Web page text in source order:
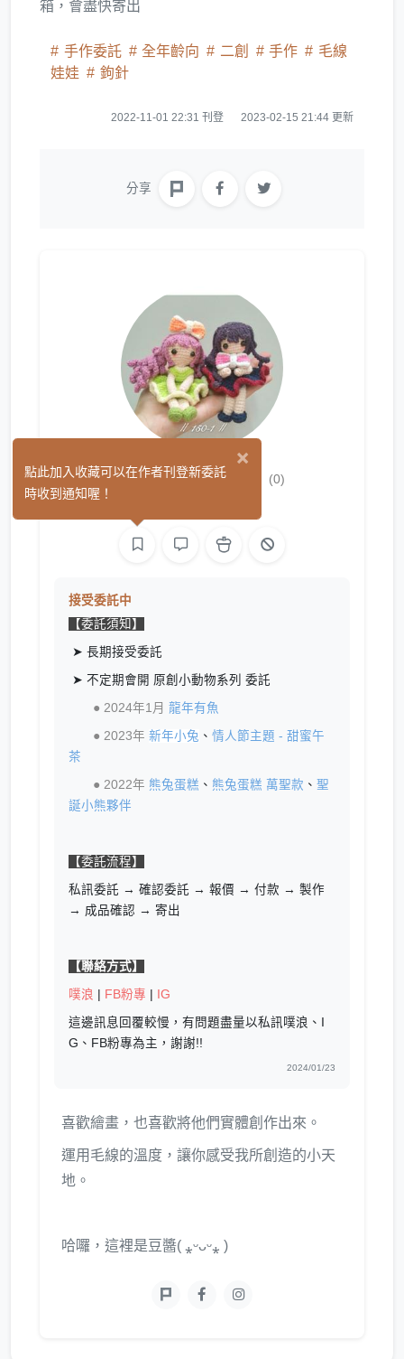
箱，會盡快寄出
手作委託 全年齡向 二創 手作
毛線
娃娃
鉤針
2022-11-01 22:31 刊登 2023-02-15 21:44 更新
分享
Mame Tyann (0)
接受委託中
【委託須知】
➤ 長期接受委託
➤ 不定期會開 原創小動物系列 委託
● 2024年1月龍年有魚
● 2023年新年小兔 、情人節主題 - 甜蜜午
茶
● 2022年 熊兔蛋糕 、 熊兔蛋糕 萬聖款 、聖
誕小熊夥伴
【委託流程】
私訊委託 → 確認委託 → 報價 → 付款 → 製作
→ 成品確認 → 寄出
【聯絡方式】
噗浪 FB粉專 IG
這邊訊息回覆較慢，有問題盡量以私訊噗浪、I
G、FB粉專為主，謝謝!!
2024/01/23
喜歡繪畫，也喜歡將他們實體創作出來。
運用毛線的溫度，讓你感受我所創造的小天
地。
哈囉，這裡是豆醬( ⁎ᵕᴗᵕ⁎ )
×
點此加入收藏可以在作者刊登新委託
時收到通知喔！